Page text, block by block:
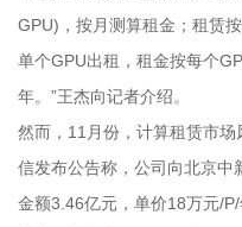
GPU)，按月测算租金；租赁
单个GPU出租，租金按每个
年。”王杰向记者介绍。
然而，11月份，计算租赁市
信发布公告称，公司向北京中
金额3.46亿元，单价18万元/